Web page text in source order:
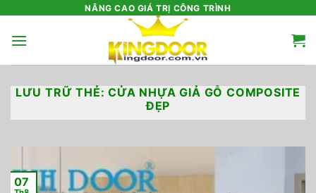
nội
NÂNG CAO GIÁ TRỊ CÔNG TRÌNH
LƯU TRỮ THẺ:CỬA NHỰA GIẢ GỖ COMPOSITE
ĐẸP
07